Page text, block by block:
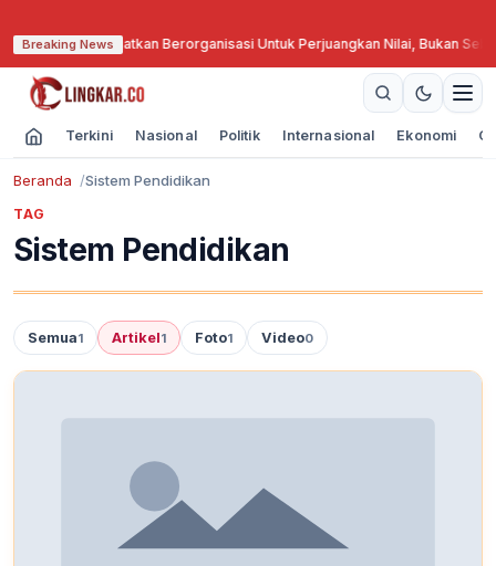
Breaking News
Nashir Ingatkan Berorganisasi Untuk Perjuangkan Nilai, Bukan
Terkini Nasional Politik Internasional Ekonomi
Beranda Sistem Pendidikan
TAG
Sistem Pendidikan
Semua1 Artikel1 Foto1 Video0